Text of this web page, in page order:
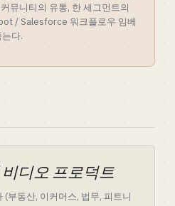
뮤니티의 유통, 한 세그먼트의
/ Salesforce 워크플로우 임베
다.
디오 프로덕트
(부동산, 이커머스, 법무, 피트니